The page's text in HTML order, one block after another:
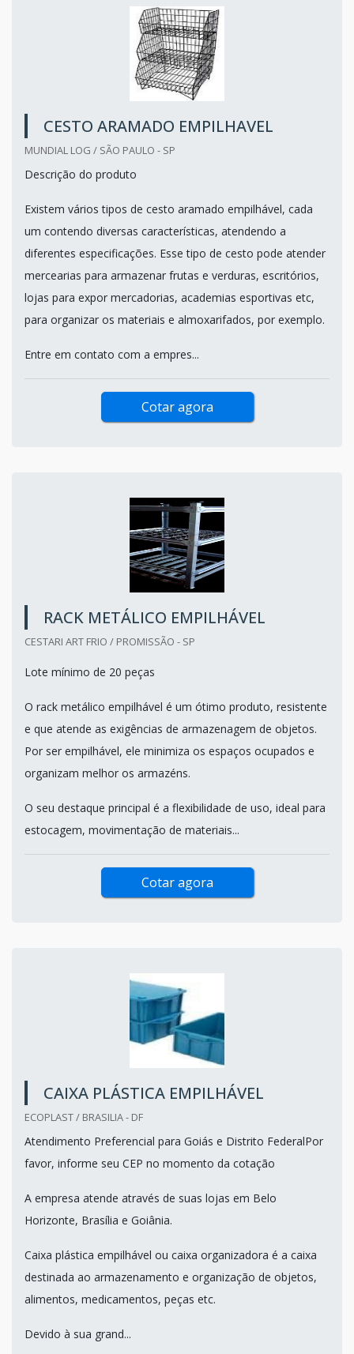
CESTO ARAMADO EMPILHAVEL
MUNDIAL LOG / SÃO PAULO - SP
Descrição do produto
Existem vários tipos de cesto aramado empilhável, cada
um contendo diversas características, atendendo a
diferentes especificações. Esse tipo de cesto pode atender
mercearias para armazenar frutas e verduras, escritórios,
lojas para expor mercadorias, academias esportivas etc,
para organizar os materiais e almoxarifados, por exemplo.
Entre em contato com a empres...
Cotar agora
RACK METÁLICO EMPILHÁVEL
CESTARI ART FRIO / PROMISSÃO - SP
Lote mínimo de 20 peças
O rack metálico empilhável é um ótimo produto, resistente
e que atende as exigências de armazenagem de objetos.
Por ser empilhável, ele minimiza os espaços ocupados e
organizam melhor os armazéns.
O seu destaque principal é a flexibilidade de uso, ideal para
estocagem, movimentação de materiais...
Cotar agora
CAIXA PLÁSTICA EMPILHÁVEL
ECOPLAST / BRASILIA - DF
Atendimento Preferencial para Goiás e Distrito FederalPor
favor, informe seu CEP no momento da cotação
A empresa atende através de suas lojas em Belo
Horizonte, Brasília e Goiânia.
Caixa plástica empilhável ou caixa organizadora é a caixa
destinada ao armazenamento e organização de objetos,
alimentos, medicamentos, peças etc.
Devido à sua grand...